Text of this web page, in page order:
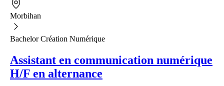
Morbihan
Bachelor Création Numérique
Assistant en communication numérique
H/F en alternance